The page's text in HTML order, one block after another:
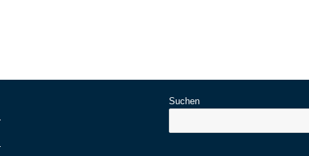
Suchen